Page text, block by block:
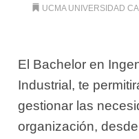
UCMA UNIVERSIDAD
El Bachelor en
Industrial, te
gestionar las
organización,